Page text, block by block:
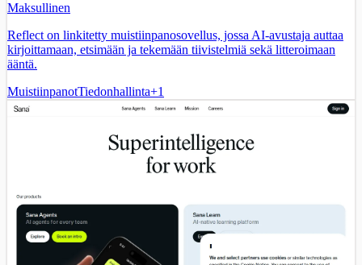
Maksullinen
Reflect on linkitetty muistiinpanosovellus, jossa AI-avustaja auttaa
kirjoittamaan, etsimään ja tekemään tiivistelmiä sekä litteroimaan
ääntä.
MuistiinpanotTiedonhallinta+1